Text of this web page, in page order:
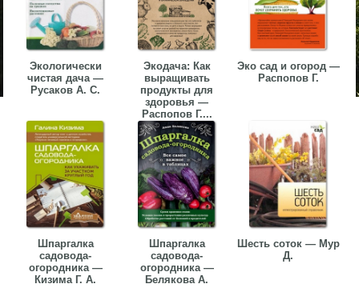
Экологически
чистая дача —
Русаков А. С.
Экодача: Как
выращивать
продукты для
здоровья —
Распопов Г....
Эко сад и огород —
Распопов Г.
Шпаргалка
садовода-
огородника —
Кизима Г. А.
Шпаргалка
садовода-
огородника —
Белякова А.
Шесть соток — Мур
Д.